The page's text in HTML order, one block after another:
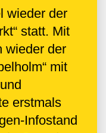
wieder der
statt. Mit
wieder der
mit
erstmals
Infostand